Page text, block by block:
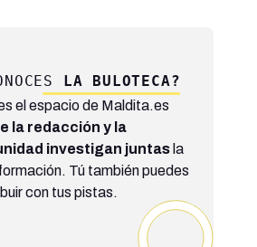
LA BULOTECA?
el espacio de Maldita.es
la redacción y la
investigan juntasla
Tú también puedes
con tus pistas.